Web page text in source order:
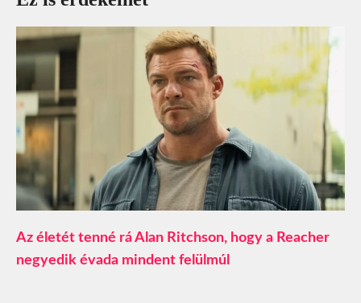
Az életét tenné rá Alan Ritchson, hogy a Reacher
negyedik évada mindent felülmúl